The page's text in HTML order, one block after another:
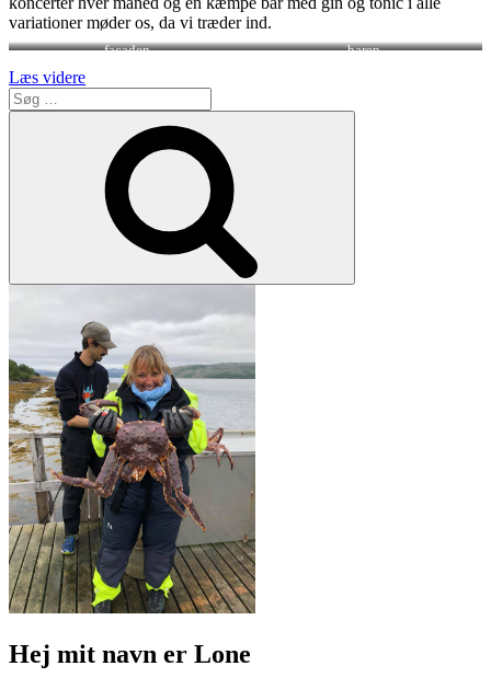
variationer møder os, da vi træder ind.
facaden baren
Læs videre“Copenhagen
–
the
Søg
efter:
Hej mit navn er Lone